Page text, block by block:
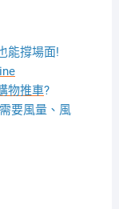
能撐場面!
物推車?
要風量、風